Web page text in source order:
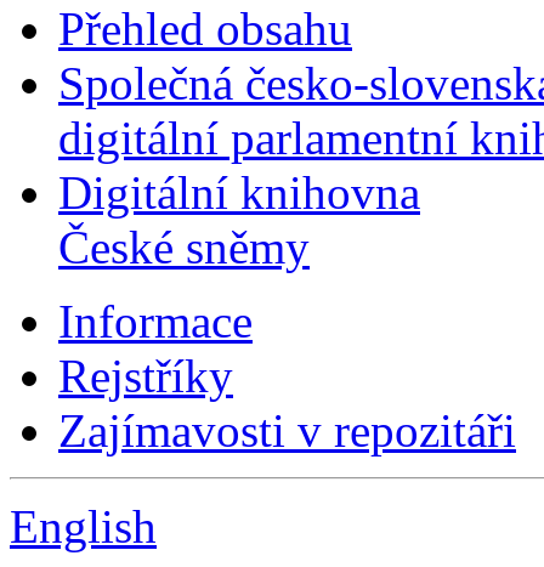
Přehled obsahu
Společná česko-
digitální parlamentní
Digitální knihovna
České sněmy
Informace
Rejstříky
Zajímavosti v repozitáři
English